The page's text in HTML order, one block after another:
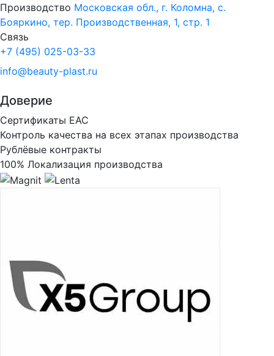
Производство Московская обл., г. Коломна, с.
Бояркино, тер. Производственная, 1, стр. 1
Связь
+7 (495) 025-03-33
info@beauty-plast.ru
Доверие
Сертификаты ЕАС
Контроль качества на всех этапах производства
Рублёвые контракты
100% Локализация производства